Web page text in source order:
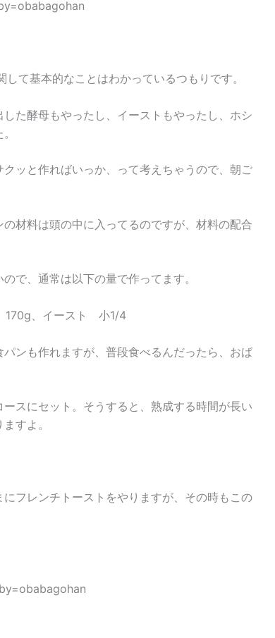
て基本的なことはわかっているつもりです。
た酵母もやったし、イーストもやったし、ホシ
ッと作ればいっか、って考えちゃうので、朝ご
材料は頭の中に入ってるのですが、材料の配合
で、通常は以下の量で作ってます。
、イースト 小1/4
ンも作れますが、普段食べるんだったら、おば
スにセット。そうすると、熟成する時間が長い
すよ。
フレンチトーストをやりますが、その時もこの